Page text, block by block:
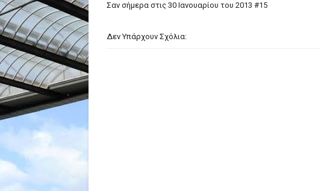
Σαν σήμερα στις 30 Ιανουαρίου του 2013 #15
Δεν Υπάρχουν Σχόλια: